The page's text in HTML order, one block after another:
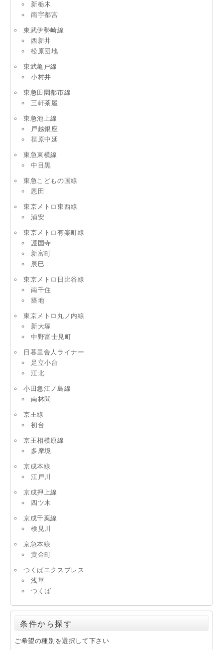
新栃木
南宇都宮
東武伊勢崎線
西新井
松原団地
東武亀戸線
小村井
東急田園都市線
三軒茶屋
東急池上線
戸越銀座
荏原中延
東急東横線
中目黒
東急こどもの国線
恩田
東京メトロ東西線
浦安
東京メトロ有楽町線
護国寺
新富町
辰巳
東京メトロ日比谷線
南千住
築地
東京メトロ丸ノ内線
新大塚
中野富士見町
日暮里舎人ライナー
足立小台
江北
小田急江ノ島線
南林間
京王線
初台
京王相模原線
多摩境
京成本線
江戸川
京成押上線
四ツ木
京成千葉線
検見川
京急本線
黄金町
つくばエクスプレス
浅草
つくば
条件から探す
ご希望の種別を選択して下さい